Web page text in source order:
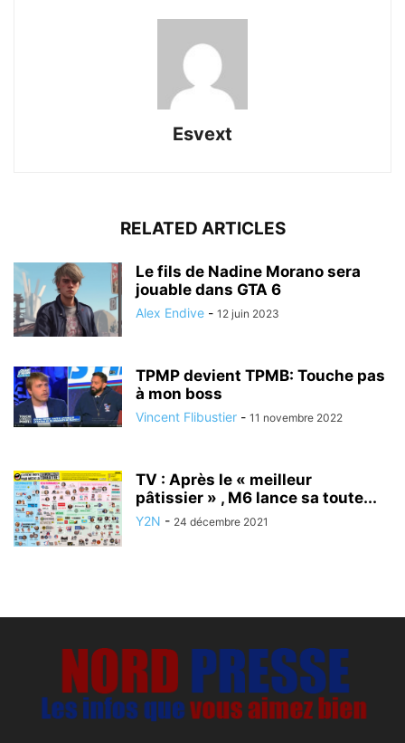
Esvext
RELATED ARTICLES
Le fils de Nadine Morano sera
jouable dans GTA 6
Alex Endive - 12 juin 2023
TPMP devient TPMB: Touche pas
à mon boss
Vincent Flibustier - 11 novembre 2022
TV : Après le « meilleur
pâtissier » , M6 lance sa toute...
Y2N - 24 décembre 2021